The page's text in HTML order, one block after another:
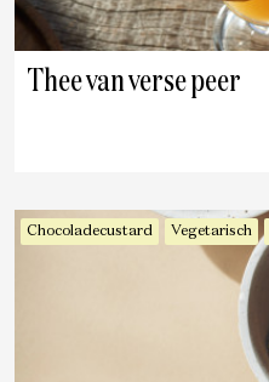
Thee van verse peer
Chocoladecustard Vegetarisch